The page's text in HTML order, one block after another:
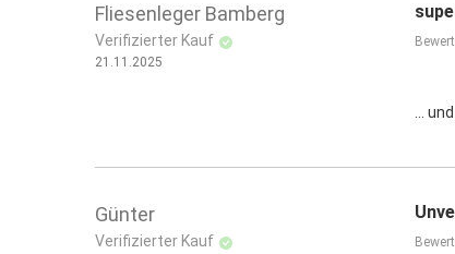
Fliesenleger Bamberg
Verifizierter Kauf
21.11.2025
...
Günter
Verifizierter Kauf